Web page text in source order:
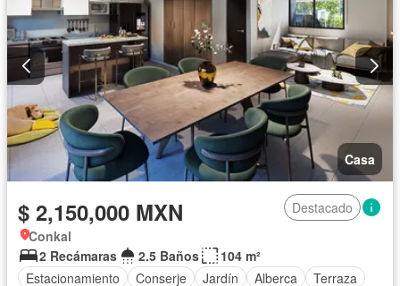
Casa
$ 2,150,000 MXN
Destacado
Conkal
2 Recámaras
2.5 Baños
104 m²
Estacionamiento
Conserje Jardín Alberca Terraza